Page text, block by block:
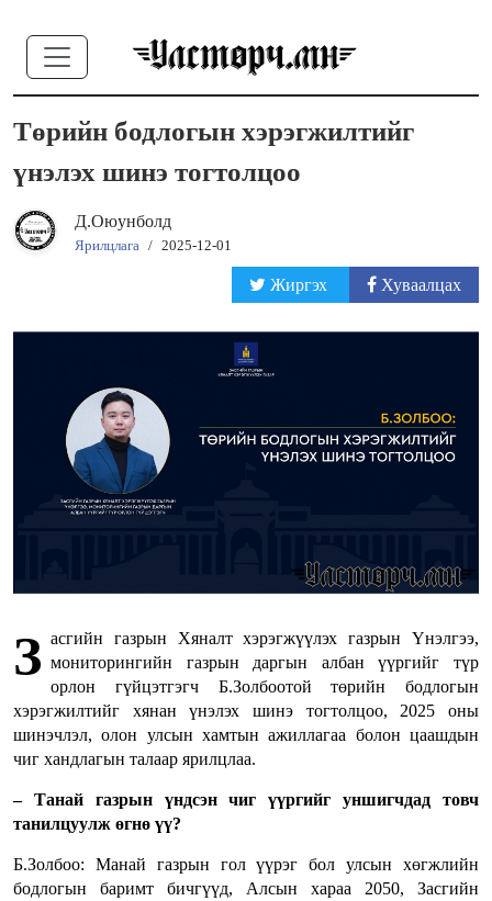
Төрийн бодлогын хэрэгжилтийг
үнэлэх шинэ тогтолцоо
Д.Оюунболд
Ярилцлага / 2025-12-01
Жиргэх Хуваалцах
З асгийн газрын Хяналт хэрэгжүүлэх газрын Үнэлгээ,
мониторингийн газрын даргын албан үүргийг түр
орлон гүйцэтгэгч Б.Золбоотой төрийн бодлогын
хэрэгжилтийг хянан үнэлэх шинэ тогтолцоо, 2025 оны
шинэчлэл, олон улсын хамтын ажиллагаа болон цаашдын
чиг хандлагын талаар ярилцлаа.
– Танай газрын үндсэн чиг үүргийг уншигчдад товч
танилцуулж өгнө үү?
Б.Золбоо: Манай газрын гол үүрэг бол улсын хөгжлийн
бодлогын баримт бичгүүд, Алсын хараа 2050, Засгийн